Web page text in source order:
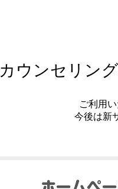
カウンセリン
ご利用
今後は新